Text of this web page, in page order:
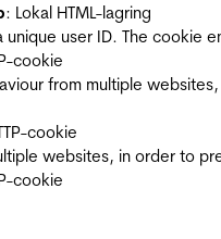
: Lokal HTML-lagring
user ID. The cookie
cookie
from multiple
cookie
websites, in order to
cookie